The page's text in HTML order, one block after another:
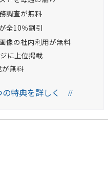
調査が無料
全10％割引
像の社内利用が無料
に上位掲載
が無料
特典を詳しく //